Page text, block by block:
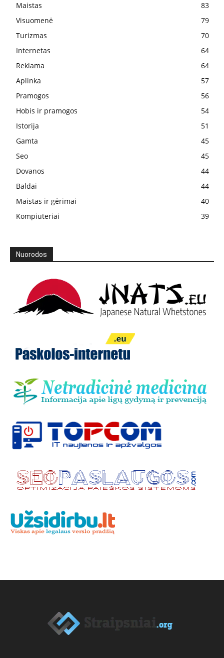
Maistas
83
Visuomenė
79
Turizmas
70
Internetas
64
Reklama
64
Aplinka
57
Pramogos
56
Hobis ir pramogos
54
Istorija
51
Gamta
45
Seo
45
Dovanos
44
Baldai
44
Maistas ir gėrimai
40
Kompiuteriai
39
Nuorodos